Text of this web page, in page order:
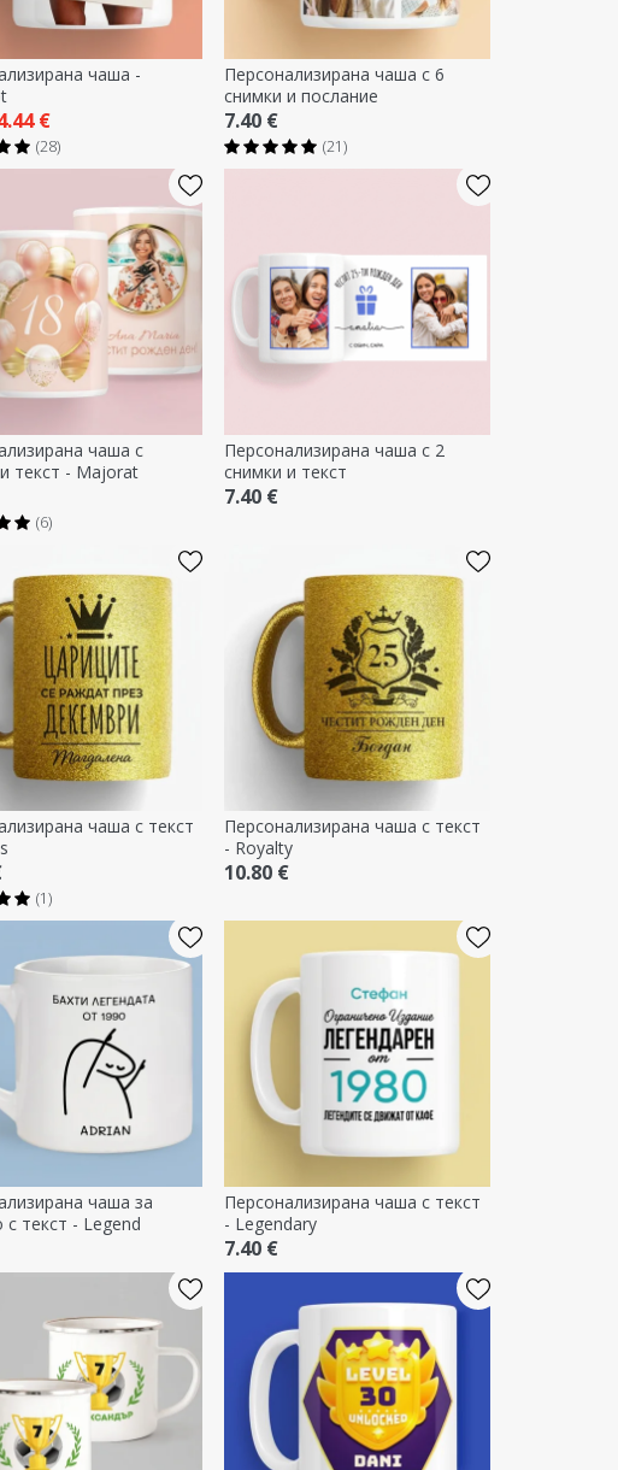
чаша -
€
(28)
Персонализирана чаша с 6
снимки и послание
7.40 €
(21)
чаша с
текст - Majorat
(6)
Персонализирана чаша с 2
снимки и текст
7.40 €
чаша с текст
(1)
Персонализирана чаша с текст
- Royalty
10.80 €
чаша за
с текст - Legend
Персонализирана чаша с текст
- Legendary
7.40 €